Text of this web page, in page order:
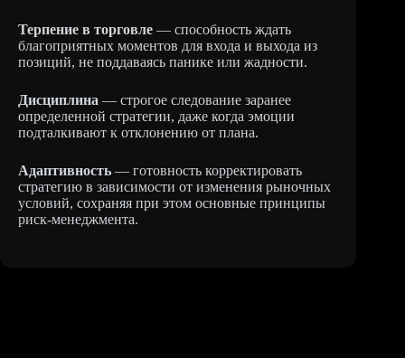
Терпение в торговле — способность ждать
благоприятных моментов для входа и выхода из
позиций, не поддаваясь панике или жадности.
Дисциплина — строгое следование заранее
определенной стратегии, даже когда эмоции
подталкивают к отклонению от плана.
Адаптивность — готовность корректировать
стратегию в зависимости от изменения рыночных
условий, сохраняя при этом основные принципы
риск-менеджмента.